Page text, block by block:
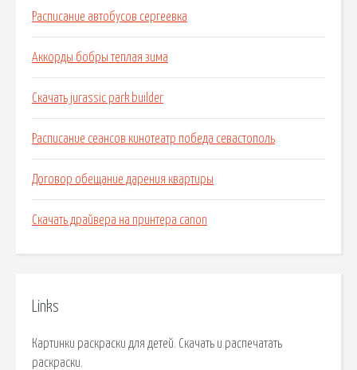
Расписание автобусов сергеевка
Аккорды бобры теплая зима
Скачать jurassic park builder
Расписание сеансов кинотеатр победа севастополь
Договор обещание дарения квартиры
Скачать драйвера на принтера canon
Links
Картинки раскраски для детей. Скачать и распечатать
раскраски.